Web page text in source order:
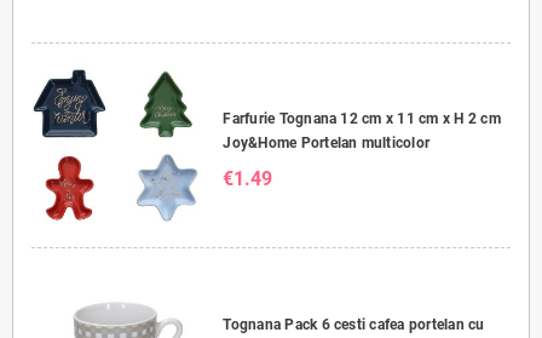
Farfurie Tognana 12 cm x 11 cm x H 2 cm
Joy&Home Portelan multicolor
€1.49
Tognana Pack 6 cesti cafea portelan cu